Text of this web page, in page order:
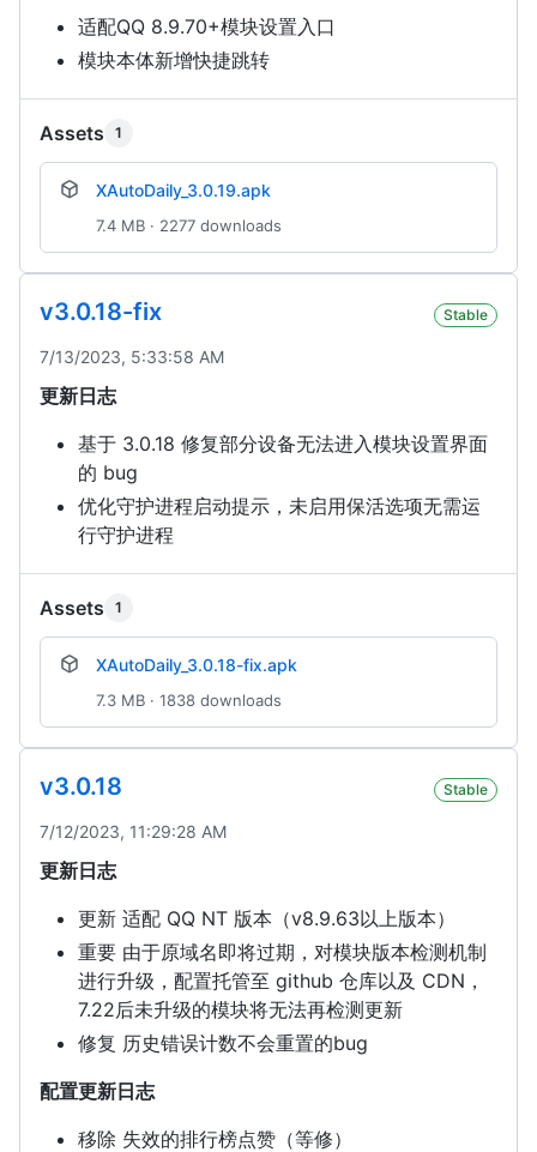
适配QQ 8.9.70+模块设置入口
模块本体新增快捷跳转
Assets 1
XAutoDaily_3.0.19.apk
7.4 MB · 2277 downloads
v3.0.18-fix Stable
7/13/2023, 5:33:58 AM
更新日志
基于 3.0.18 修复部分设备无法进入模块设置界面
的 bug
优化守护进程启动提示，未启用保活选项无需运
行守护进程
Assets 1
XAutoDaily_3.0.18-fix.apk
7.3 MB · 1838 downloads
v3.0.18 Stable
7/12/2023, 11:29:28 AM
更新日志
更新 适配 QQ NT 版本（v8.9.63以上版本）
重要 由于原域名即将过期，对模块版本检测机制
进行升级，配置托管至 github 仓库以及 CDN，
7.22后未升级的模块将无法再检测更新
修复 历史错误计数不会重置的bug
配置更新日志
移除 失效的排行榜点赞（等修）